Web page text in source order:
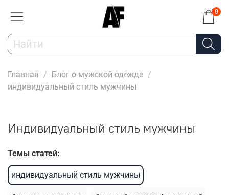
0
Главная
Блог о мужской одежде
индивидуальный стиль мужчины
индивидуальный стиль мужчины
Темы статей:
индивидуальный стиль мужчины